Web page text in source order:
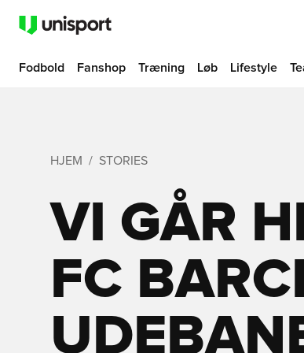
Fodbold Fanshop Træning Løb Lifestyle
HJEM STORIES
VI GÅR
FC